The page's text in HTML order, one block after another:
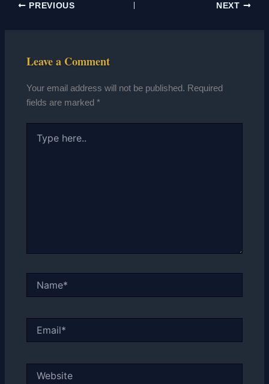
PREVIOUS NEXT
Leave a Comment
Your email address will not be published. Required
fields are marked*
here..